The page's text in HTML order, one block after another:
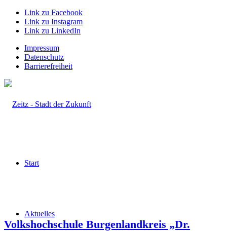
Link zu Facebook
Link zu Instagram
Link zu LinkedIn
Impressum
Datenschutz
Barrierefreiheit
Start
Aktuelles
Volkshochschule Burgenlandkreis „Dr.